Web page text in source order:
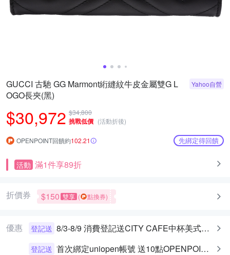
GUCCI 古馳 GG Marmont絎縫紋牛皮金屬雙G L
OGO長夾(黑)
$30,972 $34,800
挑戰低價 (活動折後)
Yahoo自營
OPENPOINT回饋約102.21 先綁定得回饋
活動 滿1件享89折
折價券 $150 雙享 ( 點換券)
優惠 登記送 8/3-8/9 消費登記送CITY CAFE中杯美式乙杯
登記送 首次綁定uniopen帳號 送10點OPENPOINT+統一布丁一個